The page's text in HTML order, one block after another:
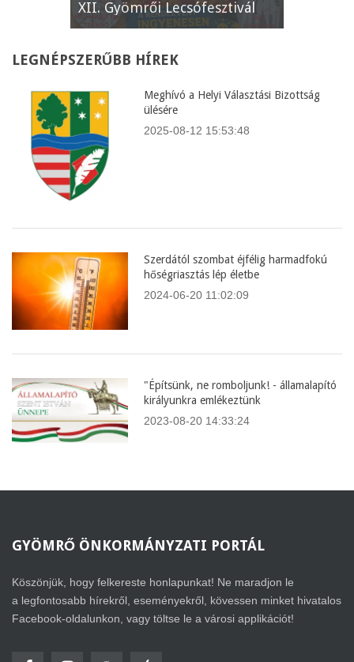
XII. Gyömrői Lecsófesztivál
LEGNÉPSZERŰBB HÍREK
Meghívó a Helyi Választási Bizottság
ülésére
2025-08-12 15:53:48
Szerdától szombat éjfélig harmadfokú
hőségriasztás lép életbe
2024-06-20 11:02:09
"Építsünk, ne romboljunk! - államalapító
királyunkra emlékeztünk
2023-08-20 14:33:24
GYÖMRŐ ÖNKORMÁNYZATI PORTÁL
Köszönjük, hogy felkereste honlapunkat! Ne maradjon le
a legfontosabb hírekről, eseményekről, kövessen minket hivatalos
Facebook-oldalunkon, vagy töltse le a városi applikációt!